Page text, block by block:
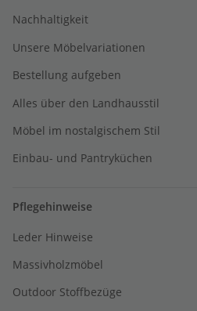
Nachhaltigkeit
Unsere Möbelvariationen
Bestellung aufgeben
Alles über den Landhausstil
Möbel im nostalgischem Stil
Einbau- und Pantryküchen
Pflegehinweise
Leder Hinweise
Massivholzmöbel
Outdoor Stoffbezüge